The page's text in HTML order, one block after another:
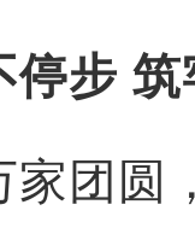
步 筑
团圆